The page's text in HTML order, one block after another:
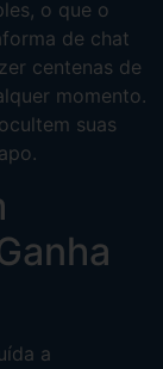
o que o
de chat
centenas de
momento.
suas
a